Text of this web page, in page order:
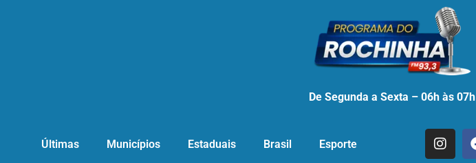
De Segunda a Sexta – 06h às 07h
Últimas Municípios Estaduais Brasil Esporte